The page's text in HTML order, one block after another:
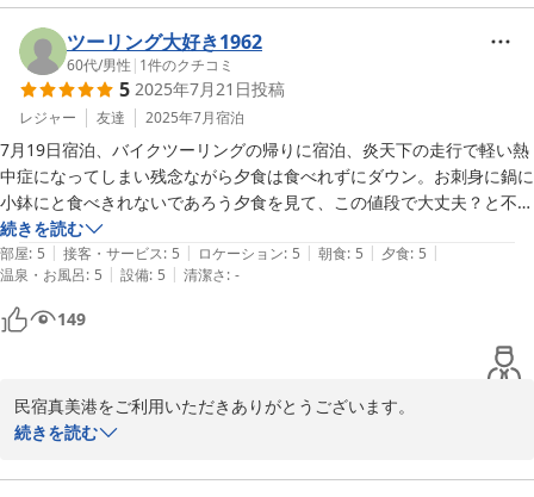
ツーリング大好き1962
60代/男性 | 1件のクチコミ
5 2025年7月21日投稿
レジャー 友達 2025年7月宿泊
7月19日宿泊、バイクツーリングの帰りに宿泊、炎天下の走行で軽い熱
中症になってしまい残念ながら夕食は食べれずにダウン。お刺身に鍋に
小鉢にと食べきれないであろう夕食を見て、この値段で大丈夫？と不安
になる。コスパ最高！ご夫婦の人柄も最高で子供達もとっても可愛かっ
た。また行きたい宿が増えました。ありがとうございました。
続きを読む
部屋: 5 | 接客・サービス: 5 | ロケーション: 5 | 朝食: 5 | 夕食: 5 |
温泉・お風呂: 5 | 設備: 5 | 清潔さ: -
149
民宿真美港をご利用いただきありがとうございます。
今度はバイク旅のお話聞きたいです！
まだまだ暑い日が続きますが体調に気をつけてお過ごしください。
続きを読む